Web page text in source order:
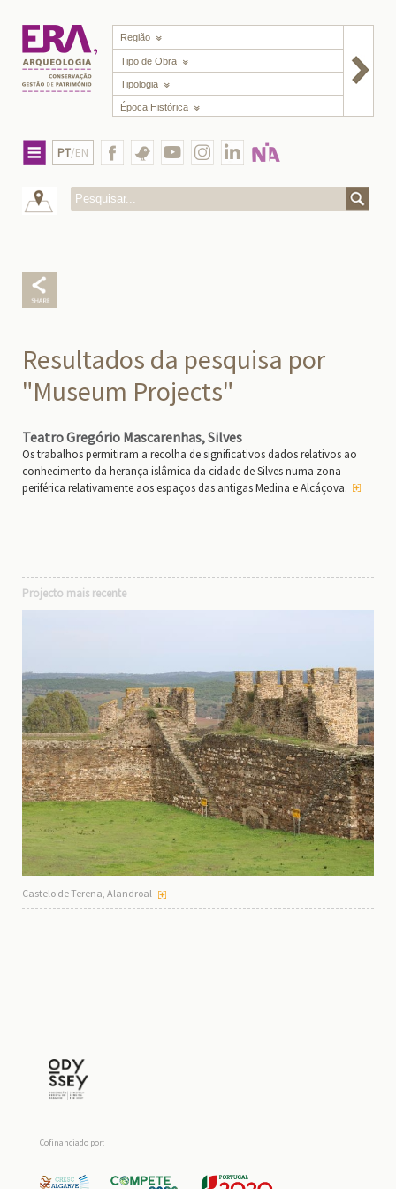
Região
Tipo de Obra
Tipologia
Época Histórica
PT/EN
Resultados da pesquisa por
"Museum Projects"
Teatro Gregório Mascarenhas, Silves
Os trabalhos permitiram a recolha de significativos dados relativos ao
conhecimento da herança islâmica da cidade de Silves numa zona
periférica relativamente aos espaços das antigas Medina e Alcáçova.
Projecto mais recente
Castelo de Terena, Alandroal
Cofinanciado por: